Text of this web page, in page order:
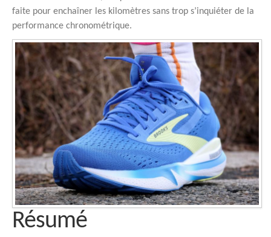
faite pour enchaîner les kilomètres sans trop s’inquiéter de la
performance chronométrique.
Résumé